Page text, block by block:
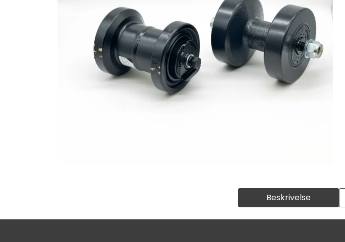
Beskrivelse